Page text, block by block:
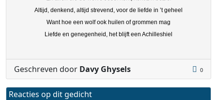
Altijd, denkend, altijd strevend, voor de liefde in ’t geheel
Want hoe een wolf ook huilen of grommen mag
Liefde en genegenheid, het blijft een Achilleshiel
Geschreven door Davy Ghysels 0
Reacties op dit gedicht